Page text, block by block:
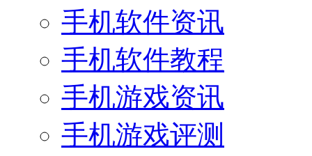
手机软件资讯
手机软件教程
手机游戏资讯
手机游戏评测